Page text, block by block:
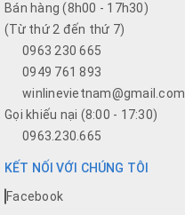
Bán hàng (8h00 - 17h30)
(Từ thứ 2 đến thứ 7)
0963 230 665
0949 761 893
winlinevietnam@gmail.com
Gọi khiếu nại (8:00 - 17:30)
0963.230.665
KẾT NỐI VỚI CHÚNG TÔI
Facebook